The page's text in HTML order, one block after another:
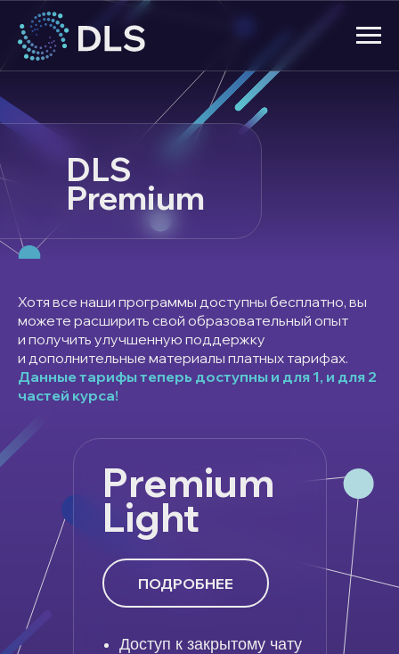
DLS
Premium
Хотя все наши программы доступны бесплатно, вы
можете расширить свой образовательный опыт
и получить улучшенную поддержку
и дополнительные материалы платных тарифах.
Данные тарифы теперь доступны и для 1, и для 2
частей курса!
Premium
Light
Доступ к закрытому чату
ПОДРОБНЕЕ